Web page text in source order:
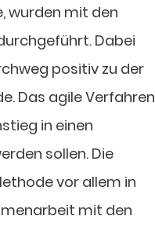
wurden mit den
Dabei
positiv zu der
Das agile Verfahren
in einen
sollen. Die
vor allem in
mit den